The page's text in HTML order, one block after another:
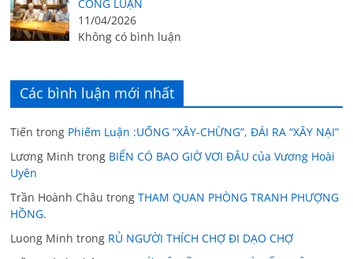
CÔNG LUẬN
11/04/2026
Không có bình luận
Các bình luận mới nhất
Tiến trong Phiếm Luận :UỐNG “XÂY-CHỪNG”, ĐÁI RA “XÂY NẠI”
Lương Minh trong BIỂN CÓ BAO GIỜ VƠI ĐÂU của Vương Hoài
Uyên
Trần Hoành Châu trongTHAM QUAN PHÒNG TRANH PHƯỢNG
HỒNG.
Luong Minh trong RỦ NGƯỜI THÍCH CHỢ ĐI DẠO CHỢ